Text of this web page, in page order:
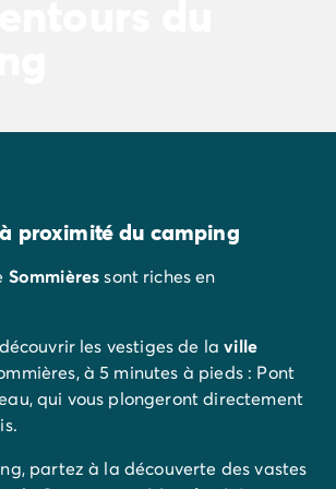
proximité du camping
Sommièressont riches en
les vestiges de laville
à 5 minutes à pieds : Pont
qui vous plongeront directement
partez à la découverte des vastes